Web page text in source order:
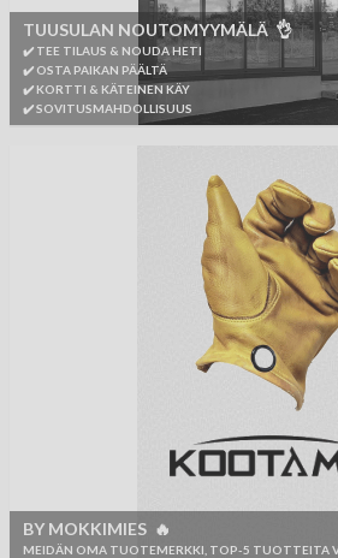
TUUSULAN NOUTOMYYMÄLÄ 👌
✔️ TEE TILAUS & NOUDA HETI
✔️ OSTA PAIKAN PÄÄLTÄ
✔️ KORTTI & KÄTEINEN KÄY
✔️ SOVITUSMAHDOLLISUUS
BY MOKKIMIES 🔥
MEIDÄN OMA TUOTEMERKKI, TOP-5 TUOTTEITA